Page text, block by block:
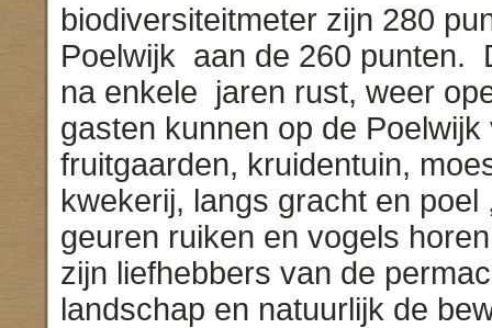
biodiversiteitmeter zijn 280
Poelwijk aan de 260 punten.
na enkele jaren rust, weer
gasten kunnen op de
fruitgaarden, kruidentuin,
kwekerij, langs gracht en
geuren ruiken en vogels
zijn liefhebbers van de
landschap en natuurlijk de